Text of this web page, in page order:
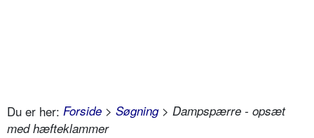
Du er her: Forside > Søgning> Dampspærre - opsæt
med hæfteklammer